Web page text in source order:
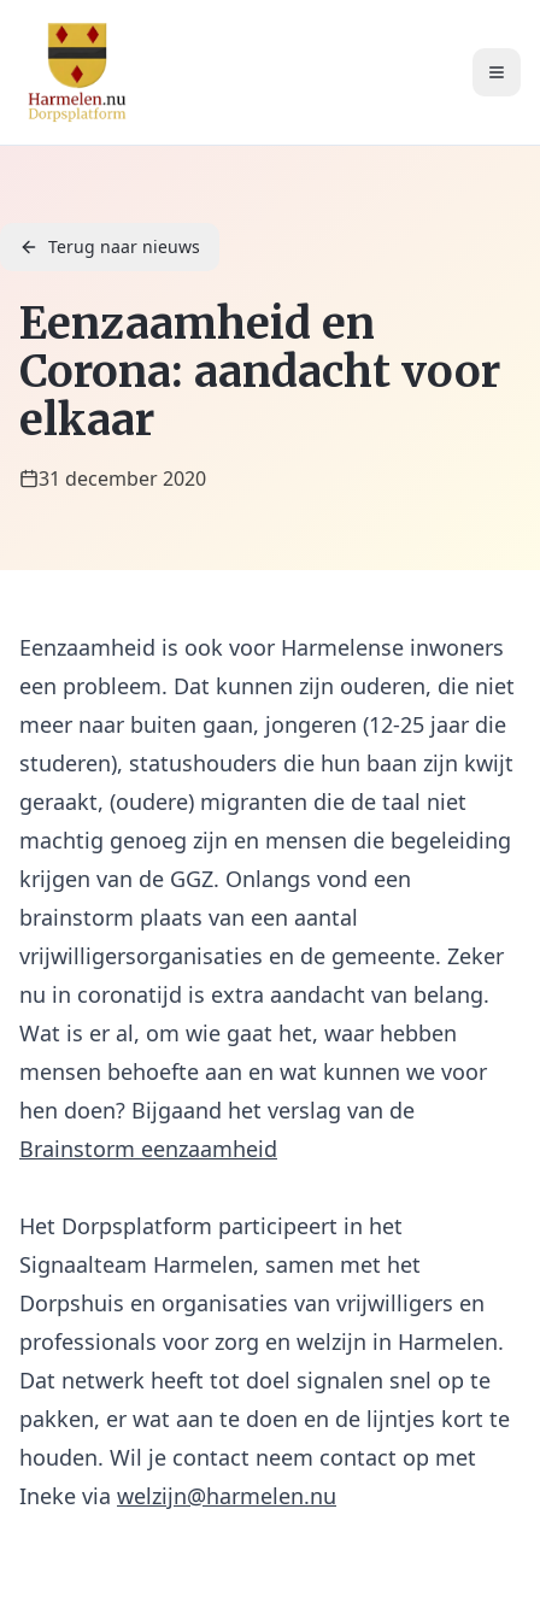
Terug naar nieuws
Eenzaamheid en
Corona: aandacht voor
elkaar
31 december 2020
Eenzaamheid is ook voor Harmelense inwoners
een probleem. Dat kunnen zijn ouderen, die niet
meer naar buiten gaan, jongeren (12-25 jaar die
studeren), statushouders die hun baan zijn kwijt
geraakt, (oudere) migranten die de taal niet
machtig genoeg zijn en mensen die begeleiding
krijgen van de GGZ. Onlangs vond een
brainstorm plaats van een aantal
vrijwilligersorganisaties en de gemeente. Zeker
nu in coronatijd is extra aandacht van belang.
Wat is er al, om wie gaat het, waar hebben
mensen behoefte aan en wat kunnen we voor
hen doen? Bijgaand het verslag van de
Brainstorm eenzaamheid
Het Dorpsplatform participeert in het
Signaalteam Harmelen, samen met het
Dorpshuis en organisaties van vrijwilligers en
professionals voor zorg en welzijn in Harmelen.
Dat netwerk heeft tot doel signalen snel op te
pakken, er wat aan te doen en de lijntjes kort te
houden. Wil je contact neem contact op met
Ineke via welzijn@harmelen.nu